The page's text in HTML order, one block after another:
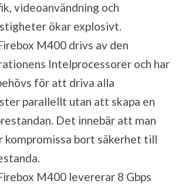
videoanvändning och
ökar explosivt.
M400 drivs av den
Intelprocessorer och har
för att driva alla
parallellt utan att skapa en
Det innebär att man
kompromissa bort säkerhet till
M400 levererar 8 Gbps